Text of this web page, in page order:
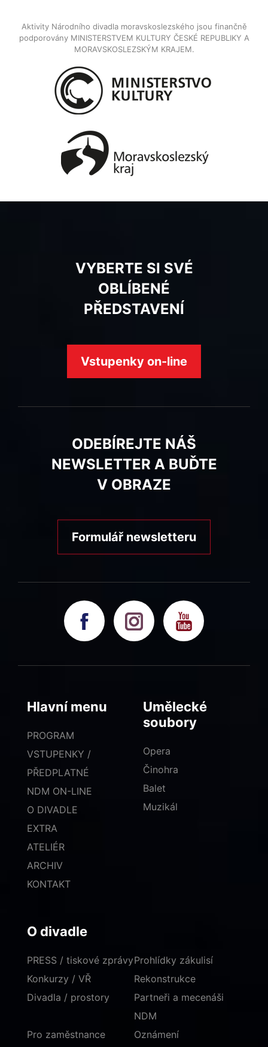
Aktivity Národního divadla moravskoslezského jsou finančně
podporovány MINISTERSTVEM KULTURY ČESKÉ REPUBLIKY A
MORAVSKOSLEZSKÝM KRAJEM.
VYBERTE SI SVÉ
OBLÍBENÉ
PŘEDSTAVENÍ
Vstupenky on-line
ODEBÍREJTE NÁŠ
NEWSLETTER A BUĎTE
V OBRAZE
Formulář newsletteru
Hlavní menu
PROGRAM
VSTUPENKY /
PŘEDPLATNÉ
NDM ON-LINE
O DIVADLE
EXTRA
ATELIÉR
ARCHIV
KONTAKT
Umělecké
soubory
Opera
Činohra
Balet
Muzikál
O divadle
PRESS / tiskové zprávy
Konkurzy / VŘ
Divadla / prostory
Prohlídky zákulisí
Rekonstrukce
Partneři a mecenáši
NDM
Pro zaměstnance
Oznámení